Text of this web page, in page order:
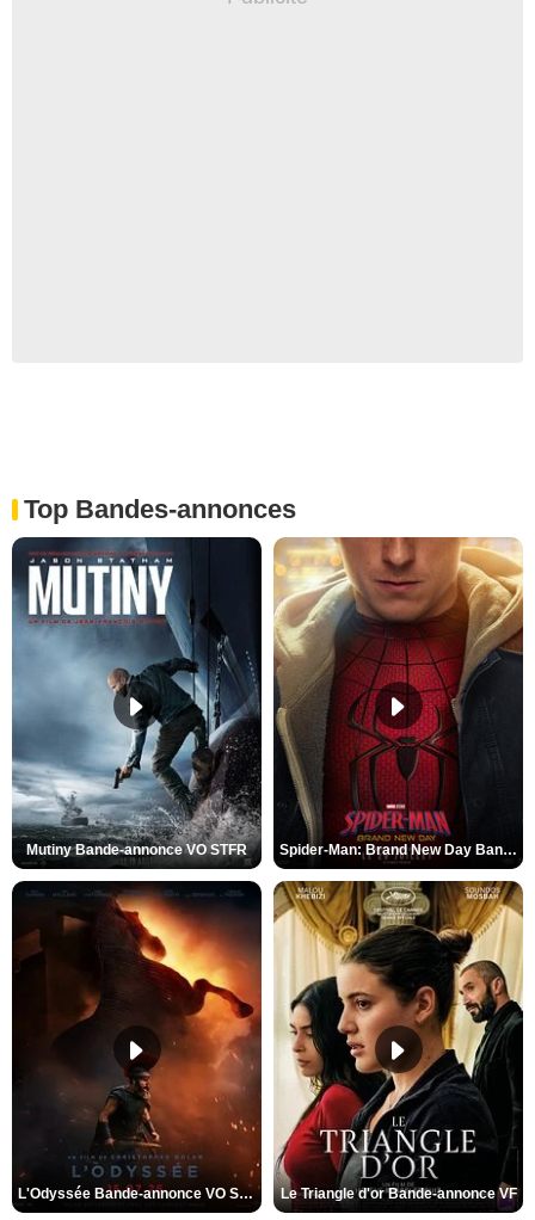
Top Bandes-annonces
Mutiny Bande-annonce VO STFR Spider-Man: Brand New Day Bande-annonce VO STFR
L'Odyssée Bande-annonce VO STFR Le Triangle d'or Bande-annonce VF